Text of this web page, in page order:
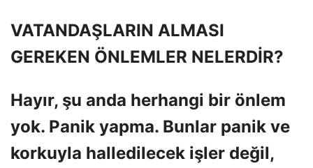
VATANDAŞLARIN ALMASI
GEREKEN ÖNLEMLER NELERDİR?
Hayır, şu anda herhangi bir önlem
yok. Panik yapma. Bunlar panik ve
korkuyla halledilecek işler değil,